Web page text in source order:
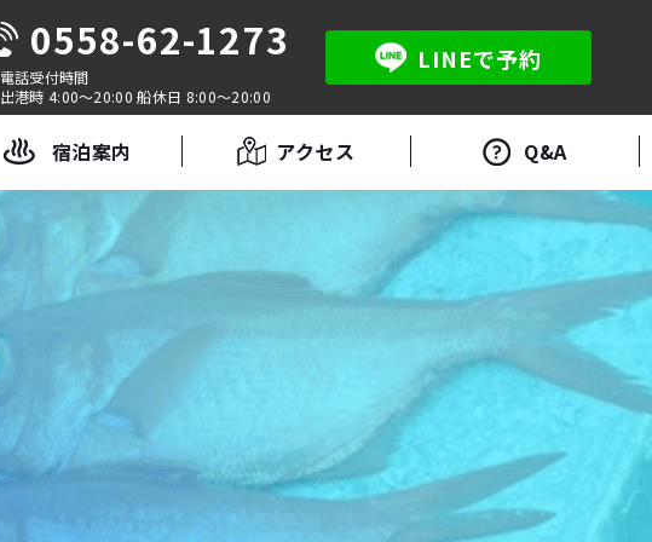
0558-62-1273
出港時 4:00～20:00 船休日 8:00～20:00
LINEで予約
宿泊案内 アクセス Q&A